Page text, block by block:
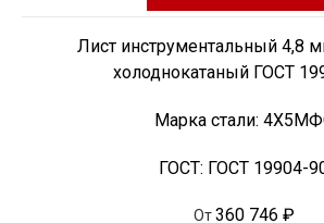
Лист инструментальный 4,8
холоднокатаный ГОСТ
Марка стали:
ГОСТ: ГОСТ 19904-
От 360 746 ₽